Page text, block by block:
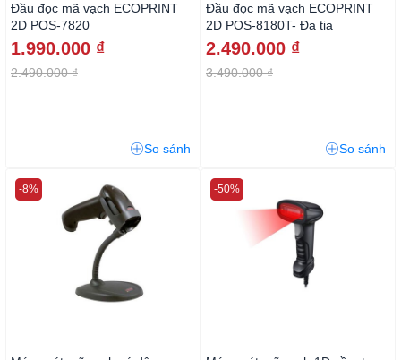
Đầu đọc mã vạch ECOPRINT
2D POS-7820
1.990.000 ₫
2.490.000 ₫
So sánh
Đầu đọc mã vạch ECOPRINT
2D POS-8180T- Đa tia
2.490.000 ₫
3.490.000 ₫
So sánh
-8% -50%